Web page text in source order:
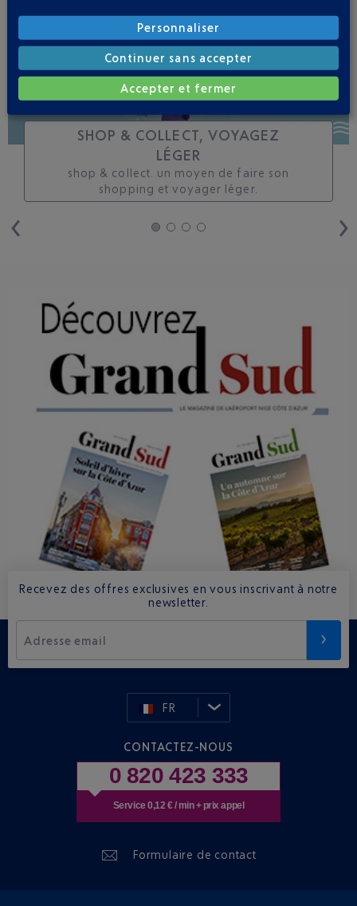
SHOP & COLLECT, VOYAGEZ
LÉGER
shop & collect. un moyen de faire son
shopping et voyager léger.
Recevez des offres exclusives en vous inscrivant à notre
newsletter.
Adresse email
FR
CONTACTEZ-NOUS
0 820 423 333
Service 0,12 € / min + prix appel
Formulaire de contact
Personnaliser
Continuer sans accepter
Accepter et fermer